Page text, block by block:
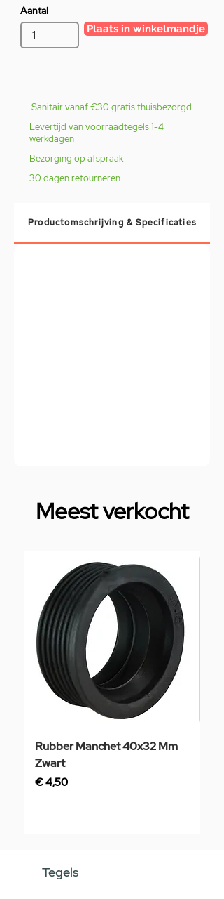
Aantal
Plaats in winkelmandje
Sanitair vanaf €30 gratis thuisbezorgd
Levertijd van voorraadtegels 1-4
werkdagen
Bezorging op afspraak
30 dagen retourneren
Productomschrijving & Specificaties
Meest verkocht
Rubber Manchet 40x32 Mm
Zwart
Prijs
€ 4,50
Tegels